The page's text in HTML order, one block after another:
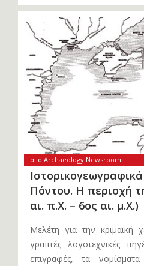
από Archaeology Newsroom
Πόντου. Η περιοχή
αι. π.Χ. – 6ος αι. μ.Χ.)
Μελέτη για την κριμαϊκή
γραπτές λογοτεχνικές
επιγραφές, τα